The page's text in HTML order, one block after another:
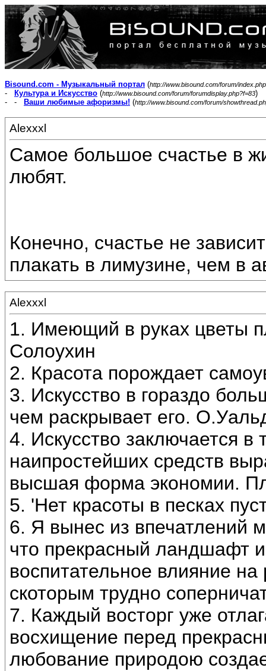
Bisound.com - Музыкальный портал (http://www.bisound.com/forum/index.php
- Культура и Искусство (http://www.bisound.com/forum/forumdisplay.php?f=83)
- -
Ваши любимые афоризмы! (http://www.bisound.com/forum/
Alexxxl
Самое большое счастье в
любят.
Конечно, счастье не
плакать в лимузине, чем в
Alexxxl
1. Имеющий в руках цветы
Солоухин
2. Красота порождает
3. Искусство в гораздо
чем раскрывает его.
4. Искусство заключается
наипростейших средств
высшая форма экономии.
5. 'Нет красоты в песках
6. Я вынес из впечатлений
что прекрасный ландшафт
воспитательное влияние
скоторым трудно
7. Каждый восторг уже
восхищение перед
любование природою